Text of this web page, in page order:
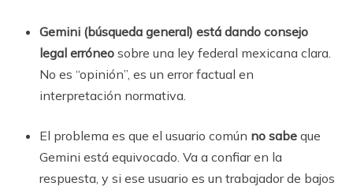
Gemini (búsqueda general) está dando consejo
legal erróneo sobre una ley federal mexicana clara.
No es “opinión”, es un error factual en
interpretación normativa.
El problema es que el usuario común no sabe que
Gemini está equivocado. Va a confiar en la
respuesta, y si ese usuario es un trabajador de bajos